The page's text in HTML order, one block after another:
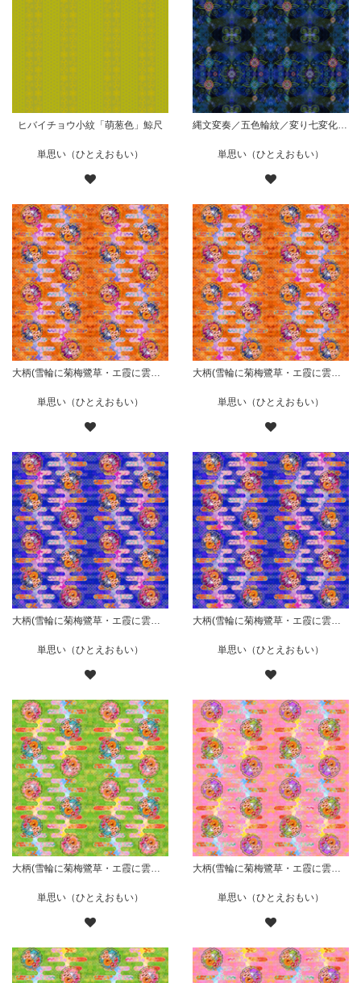
ヒバイチョウ小紋「萌葱色」鯨尺
単思い（ひとえおもい）
縄文変奏／五色輪紋／変り七変化／華／青
単思い（ひとえおもい）
大柄(雪輪に菊梅鷺草・エ霞に雲錦)七宝小紋地柄/橙/B
単思い（ひとえおもい）
大柄(雪輪に菊梅鷺草・エ霞に雲錦)七宝小紋地柄/橙/A
単思い（ひとえおもい）
大柄(雪輪に菊梅鷺草・エ霞に雲錦)七宝小紋地柄/藍/B
単思い（ひとえおもい）
大柄(雪輪に菊梅鷺草・エ霞に雲錦)七宝小紋地柄/藍/A
単思い（ひとえおもい）
大柄(雪輪に菊梅鷺草・エ霞に雲錦)七宝小紋地柄/黄緑/B
単思い（ひとえおもい）
大柄(雪輪に菊梅鷺草・エ霞に雲錦)七宝小紋地柄/桃/B
単思い（ひとえおもい）